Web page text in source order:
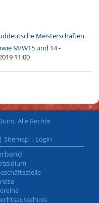
Meisterschaften
M/W15 und 14-
11:00
Alle Rechte
| Sitemap | Login